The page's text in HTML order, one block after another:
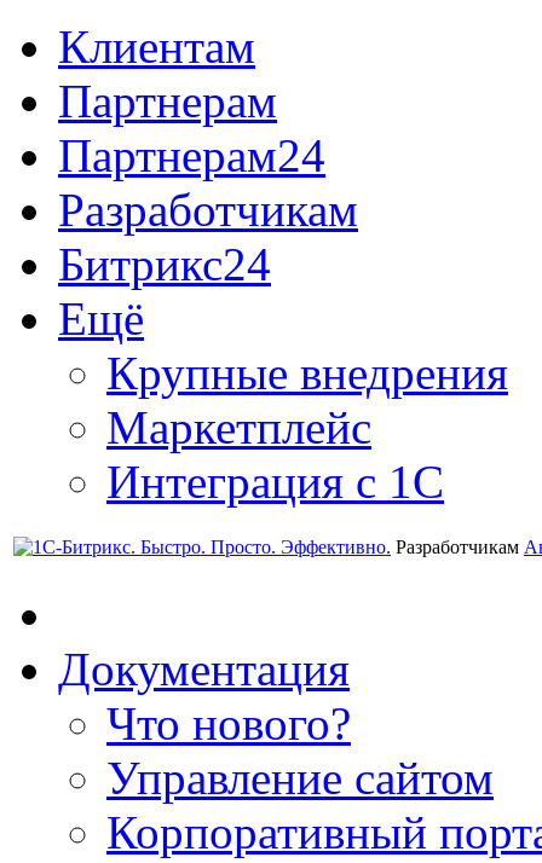
Клиентам
Партнерам
Партнерам24
Разработчикам
Битрикс24
Ещё
Крупные внедрения
Маркетплейс
Интеграция с 1С
Разработчикам
Документация
Что нового?
Управление сайтом
Корпоративный